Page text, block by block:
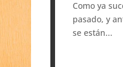
Como ya
pasado, y
se están...